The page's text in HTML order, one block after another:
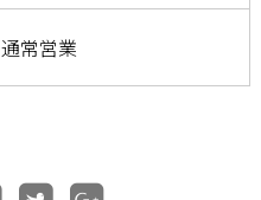
通常営業